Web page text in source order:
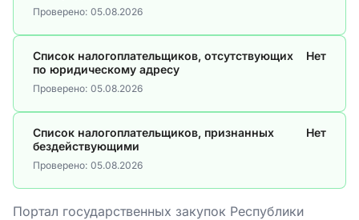
Проверено: 05.08.2026
Список налогоплательщиков, отсутствующих
по юридическому адресу
Нет
Проверено: 05.08.2026
Список налогоплательщиков, признанных
бездействующими
Нет
Проверено: 05.08.2026
Портал государственных закупок Республики